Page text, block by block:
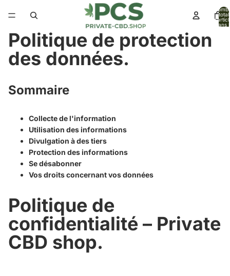
total
dans
Politique de protection
des données.
Sommaire
Collecte de l'information
Utilisation des informations
Divulgation à des tiers
Protection des informations
Se désabonner
Vos droits concernant vos données
Politique de
confidentialité – Private
CBD shop.